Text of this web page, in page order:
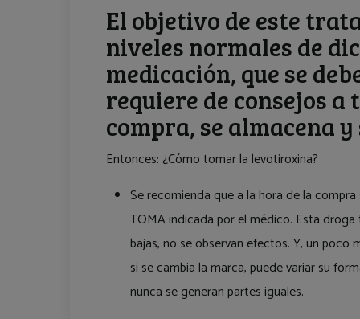
El objetivo de este
niveles normales de
medicación, que se
requiere de consejos a
compra, se almacena y
Entonces: ¿Cómo tomar la levotiroxina?
Se recomienda que a la hora de la
TOMA indicada por el médico. Esta
bajas, no se observan efectos. Y, un poco
si se cambia la marca, puede variar su
nunca se generan partes iguales.